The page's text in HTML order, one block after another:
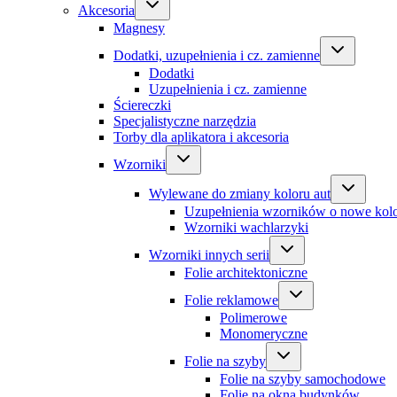
Akcesoria
Magnesy
Dodatki, uzupełnienia i cz. zamienne
Dodatki
Uzupełnienia i cz. zamienne
Ściereczki
Specjalistyczne narzędzia
Torby dla aplikatora i akcesoria
Wzorniki
Wylewane do zmiany koloru aut
Uzupełnienia wzorników o nowe
Wzorniki wachlarzyki
Wzorniki innych serii
Folie architektoniczne
Folie reklamowe
Polimerowe
Monomeryczne
Folie na szyby
Folie na szyby samochodowe